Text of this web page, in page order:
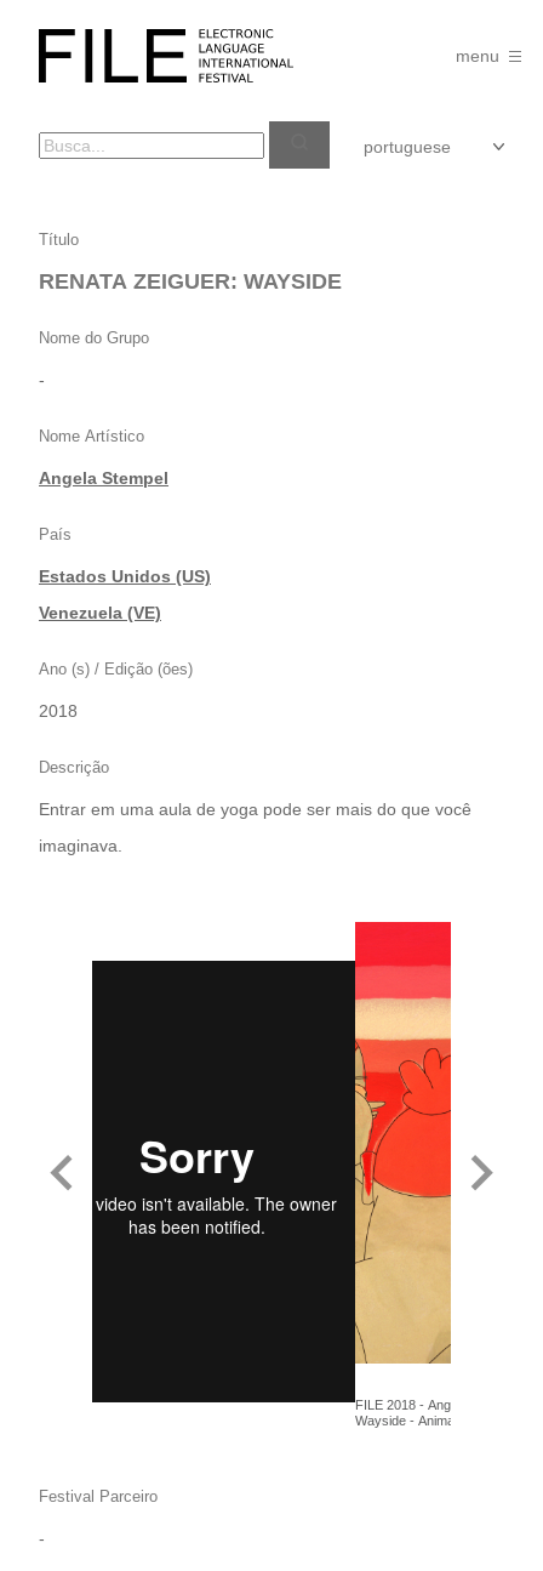
FILE
FESTIVAL
menu
RENATA
ZEIGUER:
Título
RENATA ZEIGUER: WAYSIDE
Nome do Grupo
-
Nome Artístico
Angela Stempel
País
Estados Unidos (US)
|Venezuela (VE)
Ano (s) / Edição (ões)
2018
Descrição
Entrar em uma aula de yoga pode ser mais do que você
imaginava.
FILE 2018 - Angela Stempel -
Wayside - Anima+
Festival Parceiro
-